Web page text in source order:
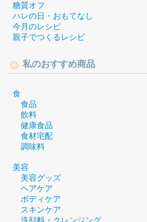
糖質オフ
ハレの日・おもてなし
今月のレシピ
親子でつくるレシピ
私のおすすめ商品
食
食品
飲料
健康食品
食材宅配
調味料
美容
美容グッズ
ヘアケア
ボディケア
スキンケア
洗顔料・クレンジング